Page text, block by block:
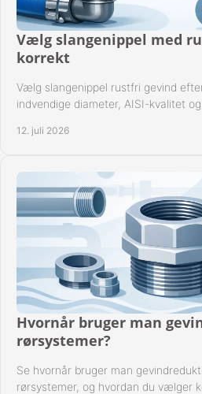
Vælg slangenippel med
korrekt
Vælg slangenippel rustfri gevind
indvendige diameter, AISI-kvalitet
12. juli 2026
Hvornår bruger man
rørsystemer?
Se hvornår bruger man
rørsystemer, og hvordan du vælger